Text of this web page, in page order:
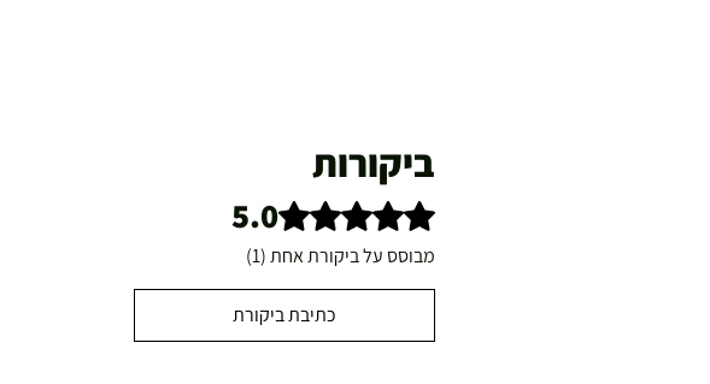
ביקורות
דירוג של 5 מתוך 5 כוכבים. 5.0
מבוסס על ביקורת אחת (1)
כתיבת ביקורת